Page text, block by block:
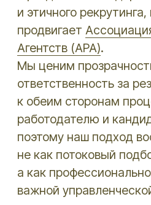
Разработка сайта Титансофт